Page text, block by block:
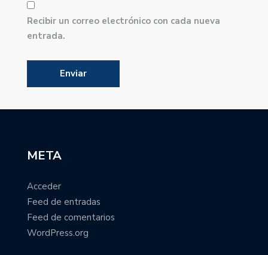
Recibir un correo electrónico con cada nueva
entrada.
META
Acceder
Feed de entradas
Feed de comentarios
WordPress.org